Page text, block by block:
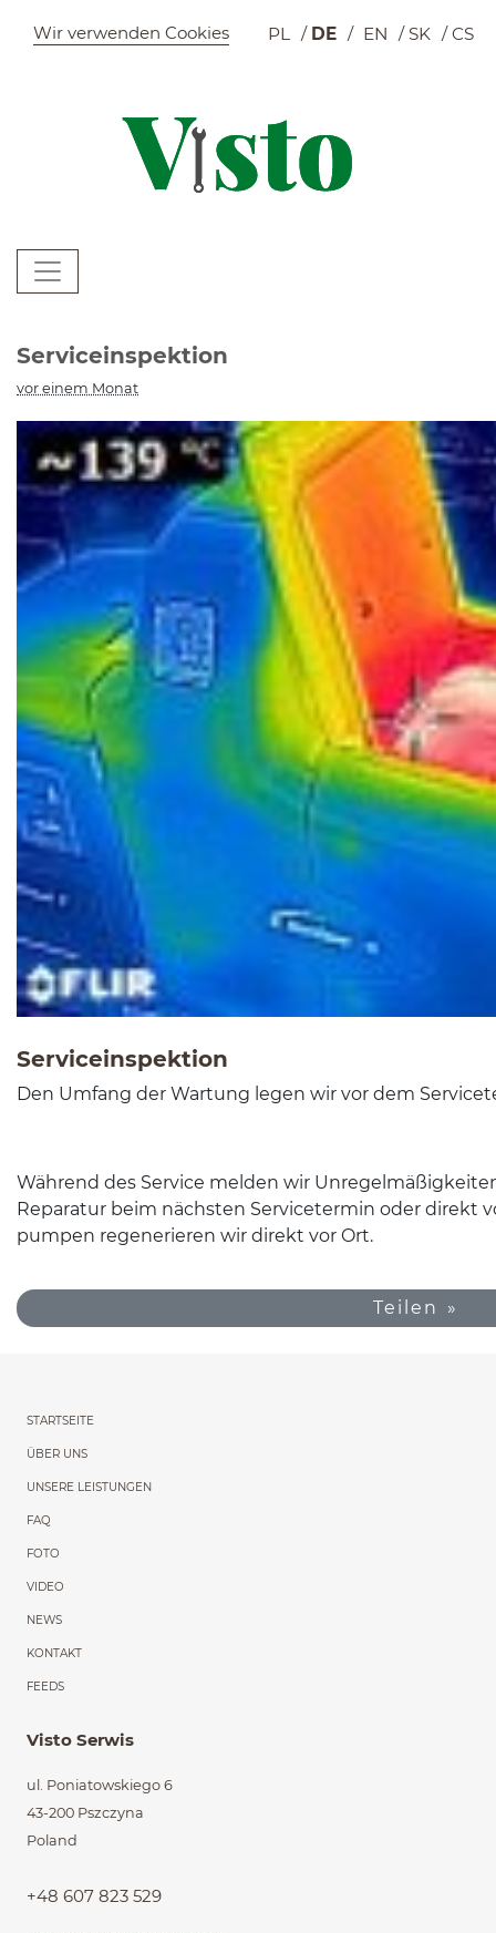
Szybkie menu
Wir verwenden Cookies PL DE EN SK CS
Menu główne
Serviceinspektion
vor einem Monat
Ser­vi­cein­spek­tion
Den Umfang der Wartung legen wir vor dem
Während des Ser­vice melden wir
Reparatur beim näch­sten Ser­viceter­min oder direkt
pumpen regener­ieren wir direkt vor Ort.
Teilen
Menu główne
STARTSEITE
ÜBER UNS
UNSERE LEISTUNGEN
FAQ
FOTO
VIDEO
NEWS
KONTAKT
FEEDS
Visto Serwis
ul. Poniatowskiego 6
43-200 Pszczyna
Poland
+48 607 823 529